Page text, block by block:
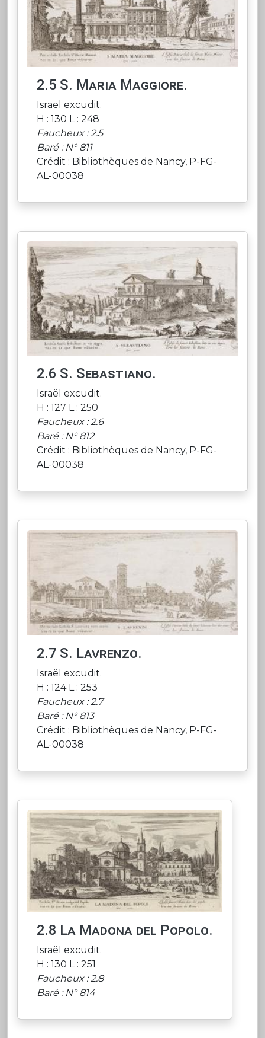
2.5 S. Maria Maggiore.
Israël excudit.
H : 130 L : 248
Faucheux : 2.5
Baré : N° 811
Crédit : Bibliothèques de Nancy, P-FG-
AL-00038
2.6 S. Sebastiano.
Israël excudit.
H : 127 L : 250
Faucheux : 2.6
Baré : N° 812
Crédit : Bibliothèques de Nancy, P-FG-
AL-00038
2.7 S. Lavrenzo.
Israël excudit.
H : 124 L : 253
Faucheux : 2.7
Baré : N° 813
Crédit : Bibliothèques de Nancy, P-FG-
AL-00038
2.8 La Madona del Popolo.
Israël excudit.
H : 130 L : 251
Faucheux : 2.8
Baré : N° 814